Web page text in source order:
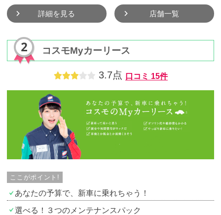
詳細を見る 店舗一覧
コスモMyカーリース
3.7点 口コミ 15件
ここがポイント!
あなたの予算で、新車に乗れちゃう！
選べる！３つのメンテナンスパック